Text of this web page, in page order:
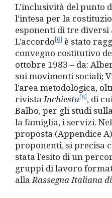
L’inclusività del punto
l’intesa per la
esponenti di tre diversi
L’accordo[6] è stato
convegno costitutivo
ottobre 1983 – da:
sui movimenti sociali;
l’area metodologica,
rivistaInchiesta[8], di
Balbo, per gli studi
la famiglia, i servizi.
proposta (Appendice
proponenti, si precisa
stata l’esito di un
gruppi di lavoro
allaRassegna Italiana